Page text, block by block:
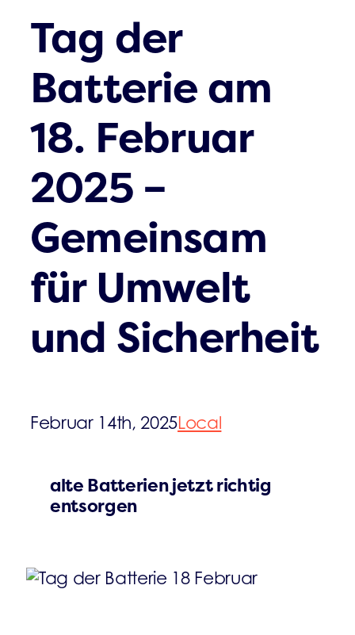
Tag der
Batterie am
18. Februar
2025 –
Gemeinsam
für Umwelt
und Sicherheit
Februar 14th, 2025Local
alte Batterien jetzt richtig
entsorgen